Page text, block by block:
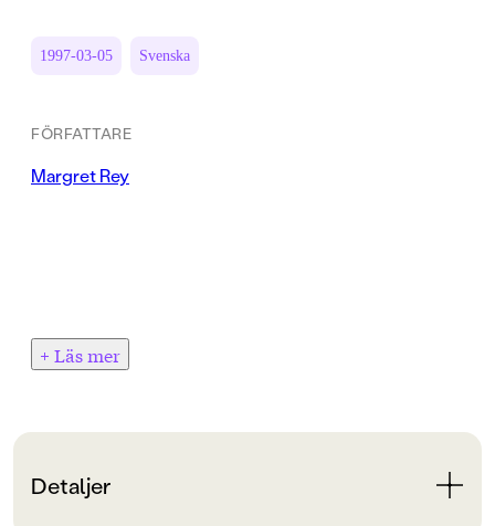
1997-03-05 Svenska
FÖRFATTARE
Margret Rey
+ Läs mer
Detaljer